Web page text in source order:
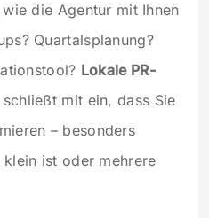
die Agentur mit Ihnen
Quartalsplanung?
Lokale PR-
schließt mit ein, dass Sie
– besonders
ist oder mehrere